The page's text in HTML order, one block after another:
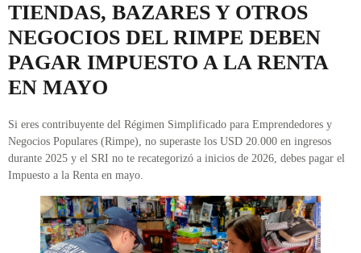
TIENDAS, BAZARES Y OTROS
NEGOCIOS DEL RIMPE DEBEN
PAGAR IMPUESTO A LA RENTA
EN MAYO
Si eres contribuyente del Régimen Simplificado para Emprendedores y
Negocios Populares (Rimpe), no superaste los USD 20.000 en ingresos
durante 2025 y el SRI no te recategorizó a inicios de 2026, debes pagar el
Impuesto a la Renta en mayo.